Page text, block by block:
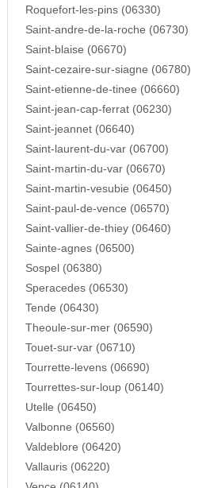
Roquefort-les-pins (06330)
Saint-andre-de-la-roche (06730)
Saint-blaise (06670)
Saint-cezaire-sur-siagne (06780)
Saint-etienne-de-tinee (06660)
Saint-jean-cap-ferrat (06230)
Saint-jeannet (06640)
Saint-laurent-du-var (06700)
Saint-martin-du-var (06670)
Saint-martin-vesubie (06450)
Saint-paul-de-vence (06570)
Saint-vallier-de-thiey (06460)
Sainte-agnes (06500)
Sospel (06380)
Speracedes (06530)
Tende (06430)
Theoule-sur-mer (06590)
Touet-sur-var (06710)
Tourrette-levens (06690)
Tourrettes-sur-loup (06140)
Utelle (06450)
Valbonne (06560)
Valdeblore (06420)
Vallauris (06220)